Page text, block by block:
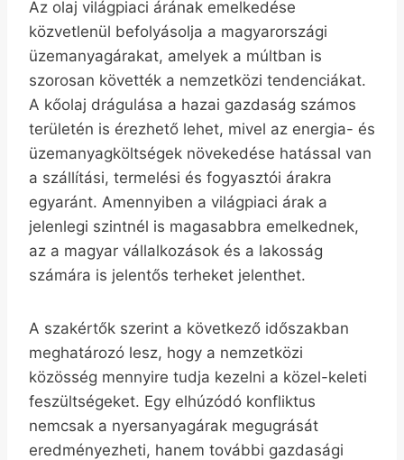
Az olaj világpiaci árának emelkedése
közvetlenül befolyásolja a magyarországi
üzemanyagárakat, amelyek a múltban is
szorosan követték a nemzetközi tendenciákat.
A kőolaj drágulása a hazai gazdaság számos
területén is érezhető lehet, mivel az energia- és
üzemanyagköltségek növekedése hatással van
a szállítási, termelési és fogyasztói árakra
egyaránt. Amennyiben a világpiaci árak a
jelenlegi szintnél is magasabbra emelkednek,
az a magyar vállalkozások és a lakosság
számára is jelentős terheket jelenthet.
A szakértők szerint a következő időszakban
meghatározó lesz, hogy a nemzetközi
közösség mennyire tudja kezelni a közel-keleti
feszültségeket. Egy elhúzódó konfliktus
nemcsak a nyersanyagárak megugrását
eredményezheti, hanem további gazdasági